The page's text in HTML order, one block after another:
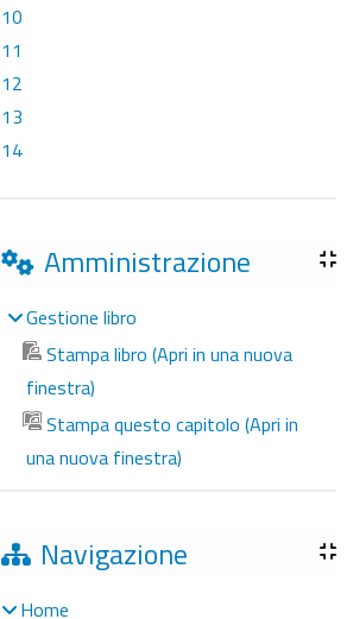
10
11
12
13
14
Amministrazione
Gestione libro
Stampa libro (Apri in una nuova
finestra)
Stampa questo capitolo (Apri in
una nuova finestra)
Navigazione
Home